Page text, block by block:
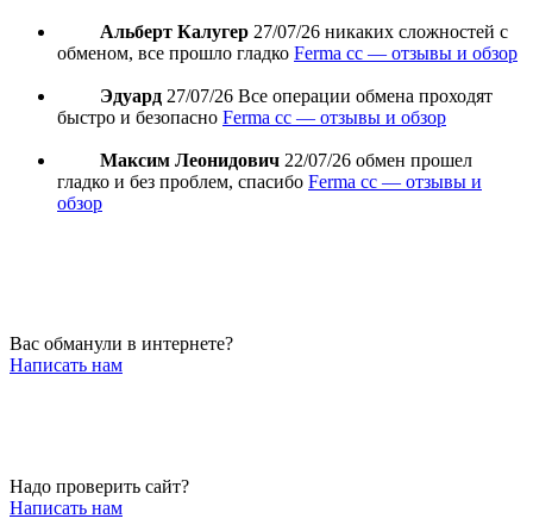
Альберт Калугер 27/07/26 никаких сложностей с
обменом, все прошло гладко Ferma cc — отзывы и обзор
Эдуард 27/07/26 Все операции обмена проходят
быстро и безопасно Ferma cc — отзывы и обзор
Максим Леонидович 22/07/26 обмен прошел
гладко и без проблем, спасибо Ferma cc — отзывы и
обзор
Вас обманули в интернете?
Написать нам
Надо проверить сайт?
Написать нам